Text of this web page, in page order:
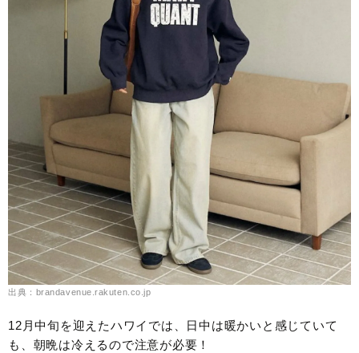
出典：brandavenue.rakuten.co.jp
12月中旬を迎えたハワイでは、日中は暖かいと感じていて
も、朝晩は冷えるので注意が必要！